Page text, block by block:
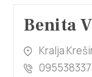
Benita
Kralja